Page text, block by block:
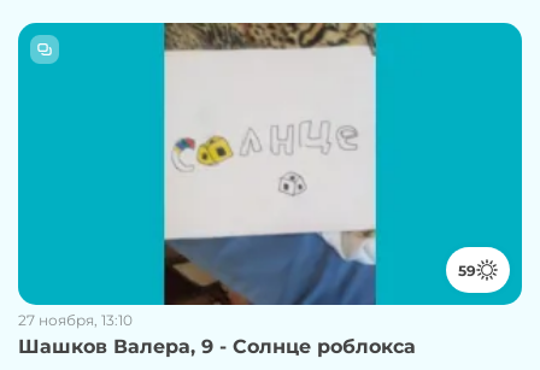
59
27 ноября, 13:10
Шашков Валера, 9 - Солнце роблокса